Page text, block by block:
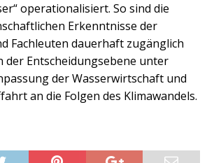
operationalisiert. So sind die
Erkenntnisse der
Fachleuten dauerhaft zugänglich
der Entscheidungsebene unter
der Wasserwirtschaft und
an die Folgen des Klimawandels.